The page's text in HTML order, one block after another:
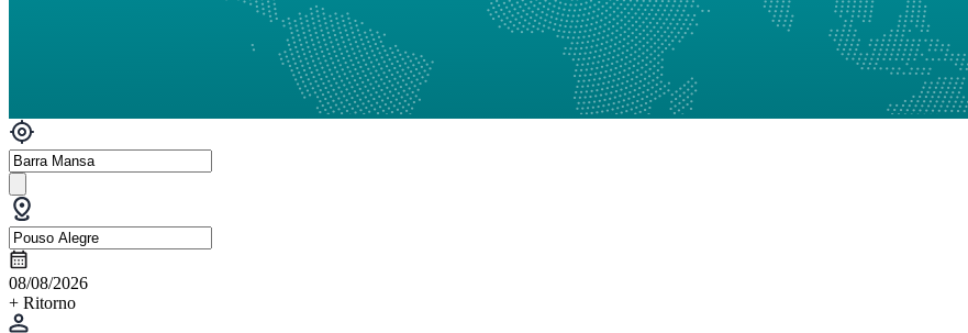
08/08/2026
+ Ritorno